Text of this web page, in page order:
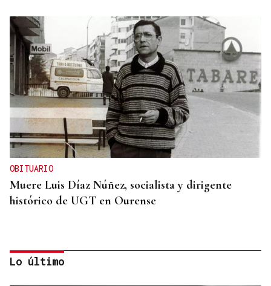
OBITUARIO
Muere Luis Díaz Núñez, socialista y dirigente
histórico de UGT en Ourense
Lo último